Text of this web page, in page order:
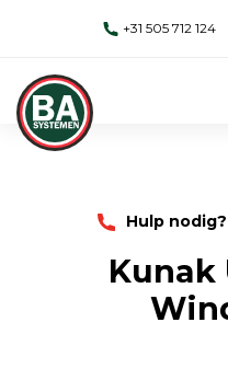
+31 505 712 124
Hulp nodig?
Kunak